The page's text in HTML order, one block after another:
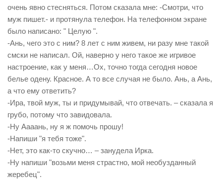
очень явно стесняться. Потом сказала мне: -Смотри, что
муж пишет.- и протянула телефон. На телефонном экране
было написано: " Целую ".
-Ань, чего это с ним? 8 лет с ним живем, ни разу мне такой
смски не написал. Ой, наверно у него такое же игривое
настроение, как у меня…Ох, точно тогда сегодня новое
белье одену. Красное. А то все случая не было. Ань, а Ань,
а что ему ответить?
-Ира, твой муж, ты и придумывай, что отвечать. – сказала я
грубо, потому что завидовала.
-Ну Аааань, ну я ж помочь прошу!
-Напиши "я тебя тоже".
-Нет, это как-то скучно… – занудела Ирка.
-Ну напиши "возьми меня страстно, мой необузданный
жеребец".